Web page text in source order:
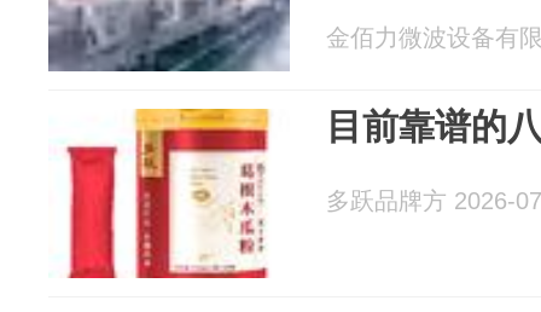
金佰力微波设备有
目前靠谱的
多跃品牌方 2026-